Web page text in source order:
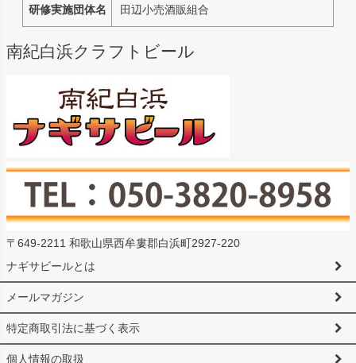
研修実施団体名 田辺小売酒販組合
南紀白浜クラフトビール
〒649-2211 和歌山県西牟婁郡白浜町2927-220
ナギサビールとは
メールマガジン
特定商取引法に基づく表示
個人情報の取扱